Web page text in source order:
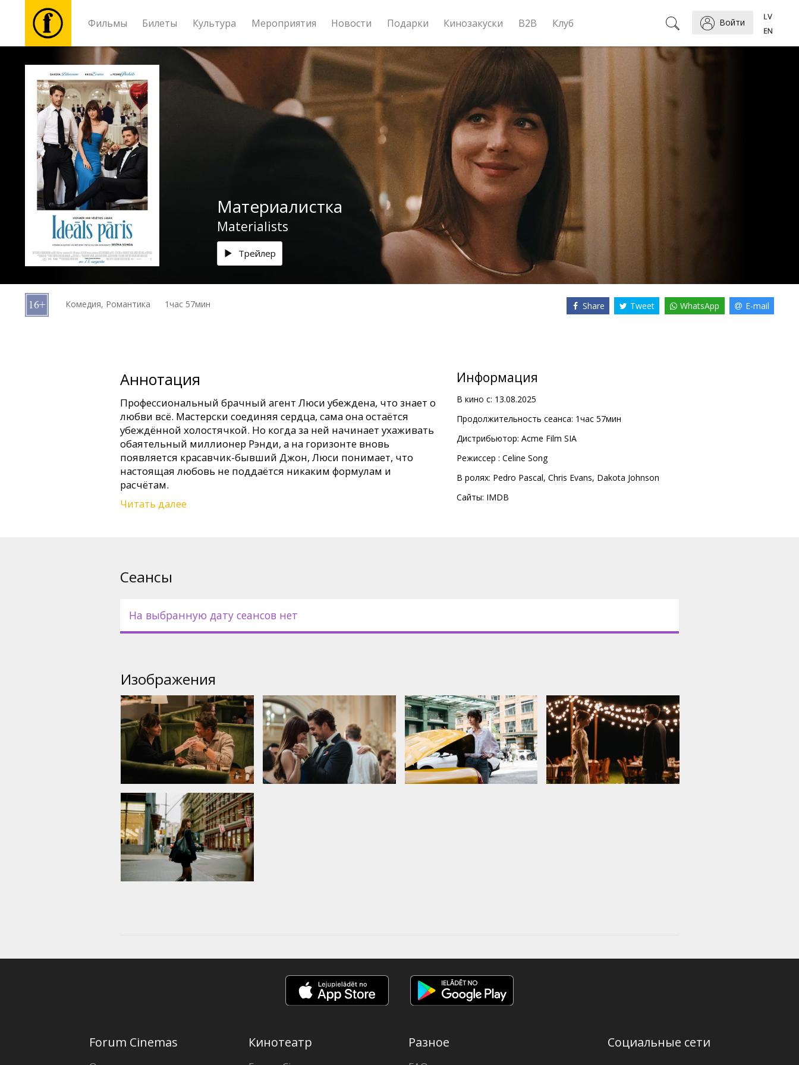
Фильмы Билеты Культура Мероприятия Новости Подарки Кинозакуски B2B Клуб Войти
Фильмы
Билеты
Культура
Мероприятия
Новости
Подарки
B2B
Материалистка
Materialists
Трейлер
Комедия, Романтика 1час 57мин Share Tweet WhatsApp E-mail
Аннотация
Профессиональный брачный агент Люси убеждена, что знает о
любви всё. Мастерски соединяя сердца, сама она остаётся
убеждённой холостячкой. Но когда за ней начинает ухаживать
обаятельный миллионер Рэнди, а на горизонте вновь
появляется красавчик-бывший Джон, Люси понимает, что
настоящая любовь не поддаётся никаким формулам и
расчётам.
Фильм на английском языке с субтитрами на латышском и
Читать далее
Информация
В кино с: 13.08.2025
Продолжительность сеанса: 1час 57мин
Дистрибьютор: Acme Film SIA
Pежиссер : Celine Song
В ролях: Pedro Pascal, Chris Evans, Dakota Johnson
Сайты: IMDB
Сеансы
На выбранную дату сеансов нет
Изображения
Forum Cinemas Кинотеатр Разное Социальные сети